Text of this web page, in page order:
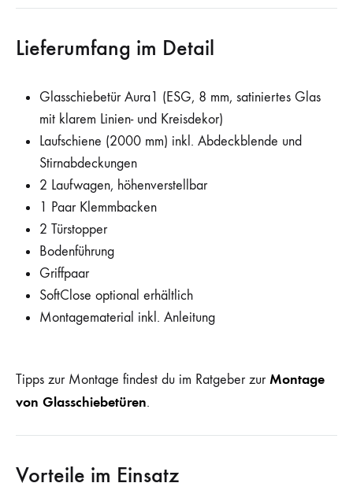
Lieferumfang im Detail
Glasschiebetür Aura1 (ESG, 8 mm, satiniertes Glas
mit klarem Linien- und Kreisdekor)
Laufschiene (2000 mm) inkl. Abdeckblende und
Stirnabdeckungen
2 Laufwagen, höhenverstellbar
1 Paar Klemmbacken
2 Türstopper
Bodenführung
Griffpaar
SoftClose optional erhältlich
Montagematerial inkl. Anleitung
Tipps zur Montage findest du im Ratgeber zurMontage
von Glasschiebetüren.
Vorteile im Einsatz